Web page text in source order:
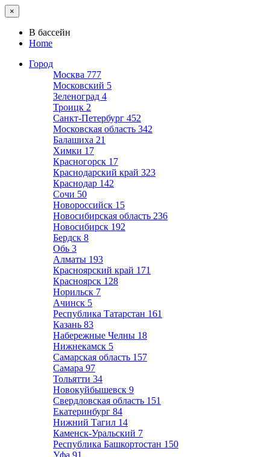
×
В бассейн
Home
Город
Москва 777
Московский 5
Зеленоград 4
Троицк 2
Санкт-Петербург 452
Московская область 342
Балашиха 21
Химки 17
Красногорск 17
Краснодарский край 323
Краснодар 142
Сочи 50
Новороссийск 15
Новосибирская область 236
Новосибирск 192
Бердск 8
Обь 3
Алматы 193
Красноярский край 171
Красноярск 128
Норильск 7
Ачинск 5
Республика Татарстан 161
Казань 83
Набережные Челны 18
Нижнекамск 5
Самарская область 157
Самара 97
Тольятти 34
Новокуйбышевск 9
Свердловская область 151
Екатеринбург 84
Нижний Тагил 14
Каменск-Уральский 7
Республика Башкортостан 150
Уфа 91